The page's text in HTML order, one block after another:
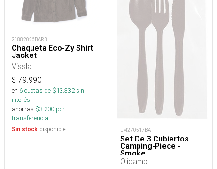
21882026BARB
Chaqueta Eco-Zy Shirt
Jacket
Vissla
$ 79.990
en 6cuotas de $13.332sin
interés
ahorras $3.200 por
transferencia.
Sin stock disponible LM270517BA
Set De 3 Cubiertos
Camping-Piece -
Smoke
Olicamp